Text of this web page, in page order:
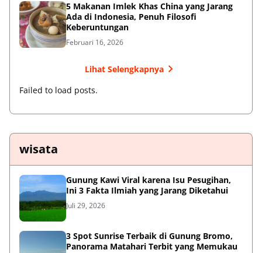
5 Makanan Imlek Khas China yang Jarang
Ada di Indonesia, Penuh Filosofi
Keberuntungan
Februari 16, 2026
Lihat Selengkapnya
Failed to load posts.
wisata
Gunung Kawi Viral karena Isu Pesugihan,
Ini 3 Fakta Ilmiah yang Jarang Diketahui
Juli 29, 2026
3 Spot Sunrise Terbaik di Gunung Bromo,
Panorama Matahari Terbit yang Memukau